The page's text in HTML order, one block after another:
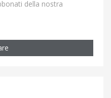
della nostra